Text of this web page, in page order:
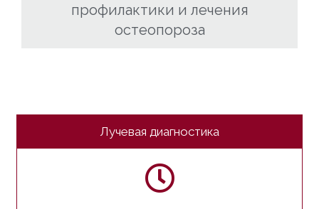
профилактики и лечения
остеопороза
Лучевая диагностика